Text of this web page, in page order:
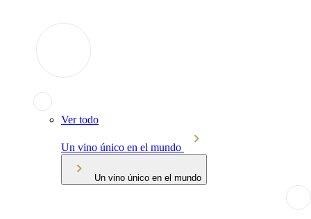
Ver todo
Un vino único en el mundo
Un vino único en el mundo